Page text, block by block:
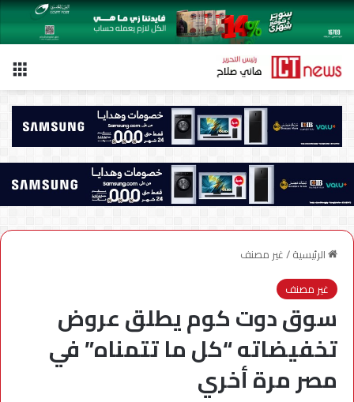
الرئيسية/غير مصنف
غير مصنف
سوق دوت كوم يطلق عروض
تخفيضاته “كل ما تتمناه” في
مصر مرة أخري